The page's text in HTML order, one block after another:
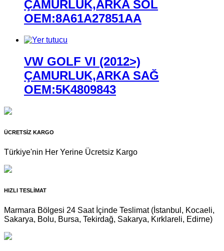
ÇAMURLUK,ARKA SOL
OEM:8A61A27851AA
VW GOLF VI (2012>)
ÇAMURLUK,ARKA SAĞ
OEM:5K4809843
ÜCRETSİZ KARGO
Türkiye'nin Her Yerine Ücretsiz Kargo
HIZLI TESLİMAT
Marmara Bölgesi 24 Saat İçinde Teslimat (İstanbul, Kocaeli,
Sakarya, Bolu, Bursa, Tekirdağ, Sakarya, Kırklareli, Edirne)